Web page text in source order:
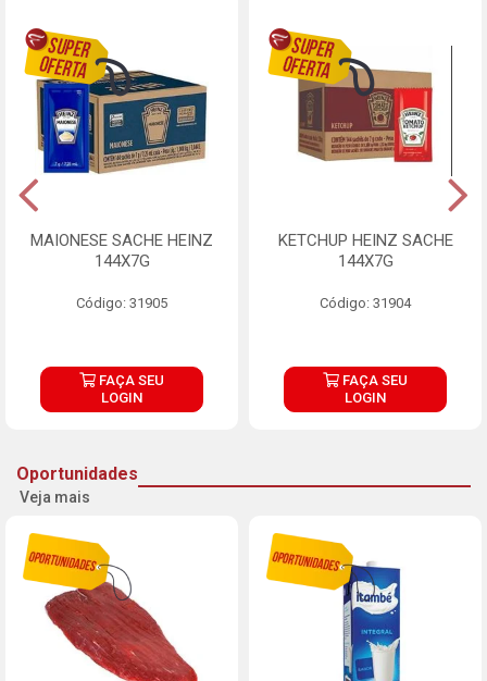
MAIONESE SACHE HEINZ
144X7G
Código: 31905
FAÇA SEU
LOGIN
KETCHUP HEINZ SACHE
144X7G
Código: 31904
FAÇA SEU
LOGIN
Oportunidades
Veja mais